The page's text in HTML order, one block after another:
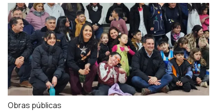
Obras públicas